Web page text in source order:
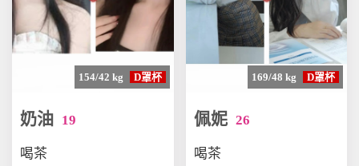
154/42 kg D罩杯
奶油 19
喝茶
169/48 kg D罩杯
佩妮 26
喝茶